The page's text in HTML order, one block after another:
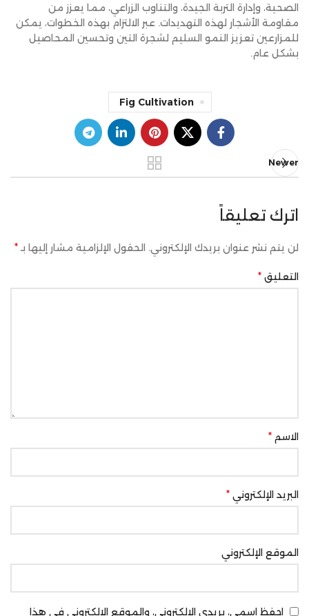
الصحية، وإدارة التربة الجيدة، والتناوب الزراعي، مما يعزز من
مقاومة الأشجار لهذه التهديدات. عبر الالتزام بهذه الخطوات، يمكن
للمزارعين تعزيز النمو السليم لشجرة التين وتحسين المحاصيل
بشكل عام.
Fig Cultivation
Newer
اترك تعليقاً
لن يتم نشر عنوان بريدك الإلكتروني. الحقول الإلزامية مشار إليها بـ *
التعليق *
الاسم *
البريد الإلكتروني *
الموقع الإلكتروني
احفظ اسمي، بريدي الإلكتروني، والموقع الإلكتروني في هذا